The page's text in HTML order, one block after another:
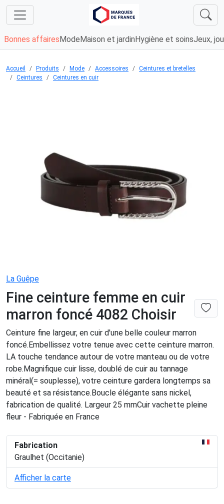
Bonnes affaires Mode Maison et jardin Hygiène et soinsJeux,
Accueil Produits Mode Accessoires
Ceintures et bretelles
Ceintures
Ceintures en cuir
La Guêpe
Fine ceinture femme en cuir
marron foncé 4082 Choisir
Ceinture fine largeur, en cuir d'une belle couleur marron
foncé.Embellissez votre tenue avec cette ceinture marron.
LA touche tendance autour de votre manteau ou de votre
robe.Magnifique cuir lisse, doublé de cuir au tannage
minéral(= souplesse), votre ceinture gardera longtemps sa
beauté et sa résistance.Boucle élégante sans nickel,
fabrication de qualité. Largeur 25 mmCuir vachette pleine
fleur - Fabriquée en France
Fabrication
Graulhet (Occitanie)
Afficher la carte